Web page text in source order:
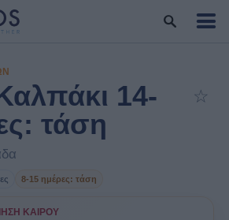
14-
τάση
☆
8-15 ημέρες: τάση
ΚΑΙΡΟΎ